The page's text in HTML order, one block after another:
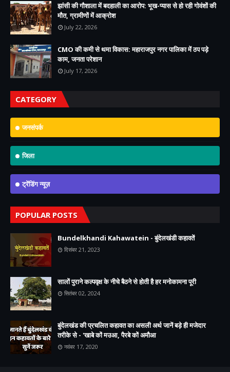
झांसी की गौशाला में बदहाली का आरोप: भूख-प्यास से हो रही गोवंशों की
मौत, ग्रामीणों में आक्रोश
July 22, 2026
CMO की कमी से थमा विकास: महाराजपुर नगर पालिका में ठप पड़े
काम, जनता परेशान
July 17, 2026
CATEGORY
जनसंपर्क
जिला
ट्रेंडिंग न्यूज़
POPULAR POSTS
Bundelkhandi Kahawatein - बुंदेलखंडी कहावतें
दिसंबर 21, 2023
सालों पुराने कल्पवृक्ष के नीचे बैठने से होती है हर मनोकामना पूरी
सितंबर 02, 2024
बुंदेलखंड की प्रचलित कहावत का असली अर्थ जानें बड़े ही मजेदार
तरीके से - 'खाबे कों मउआ, पैरबे कों अमौआ
नवंबर 17, 2020